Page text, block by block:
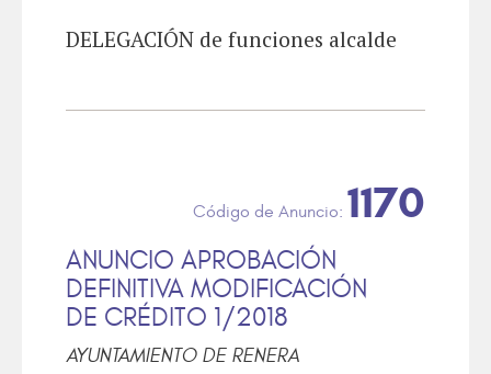
DELEGACIÓN de funciones alcalde
ANUNCIO APROBACIÓN
DEFINITIVA MODIFICACIÓN
DE CRÉDITO 1/2018
AYUNTAMIENTO DE RENERA
1170